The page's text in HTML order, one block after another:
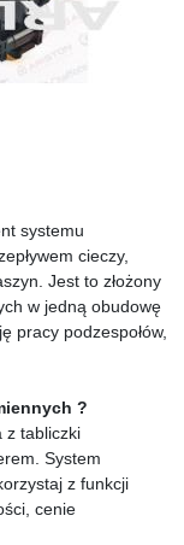
systemu
cieczy,
Jest to złożony
w jedną obudowę
pracy podzespołów,
?
z tabliczki
System
z funkcji
cenie